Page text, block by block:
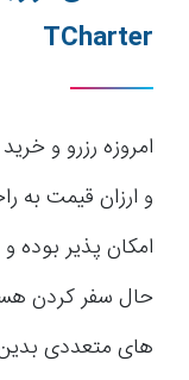
TCharter
امروزه رزرو و
و ارزان قیمت به
امکان پذیر بوده
حال سفر کردن
های متعددی بدین